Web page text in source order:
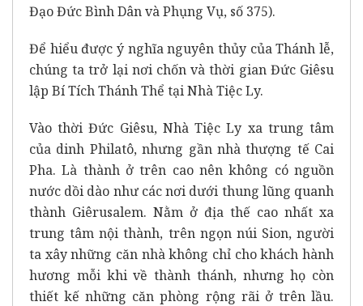
Đạo Đức Bình Dân và Phụng Vụ, số 375).
Để hiểu được ý nghĩa nguyên thủy của Thánh lễ,
chúng ta trở lại nơi chốn và thời gian Đức Giêsu
lập Bí Tích Thánh Thể tại Nhà Tiệc Ly.
Vào thời Đức Giêsu, Nhà Tiệc Ly xa trung tâm
của dinh Philatô, nhưng gần nhà thượng tế Cai
Pha. Là thành ở trên cao nên không có nguồn
nước dồi dào như các nơi dưới thung lũng quanh
thành Giêrusalem. Nằm ở địa thế cao nhất xa
trung tâm nội thành, trên ngọn núi Sion, người
ta xây những căn nhà không chỉ cho khách hành
hương mỗi khi về thành thánh, nhưng họ còn
thiết kế những căn phòng rộng rãi ở trên lầu.